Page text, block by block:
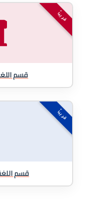
قريباً
قسم
قريباً
قسم